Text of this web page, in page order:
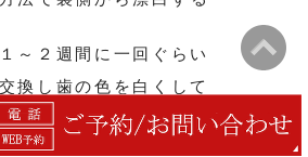
～２週間に一回ぐらい
換し歯の色を白くして
ざいます。